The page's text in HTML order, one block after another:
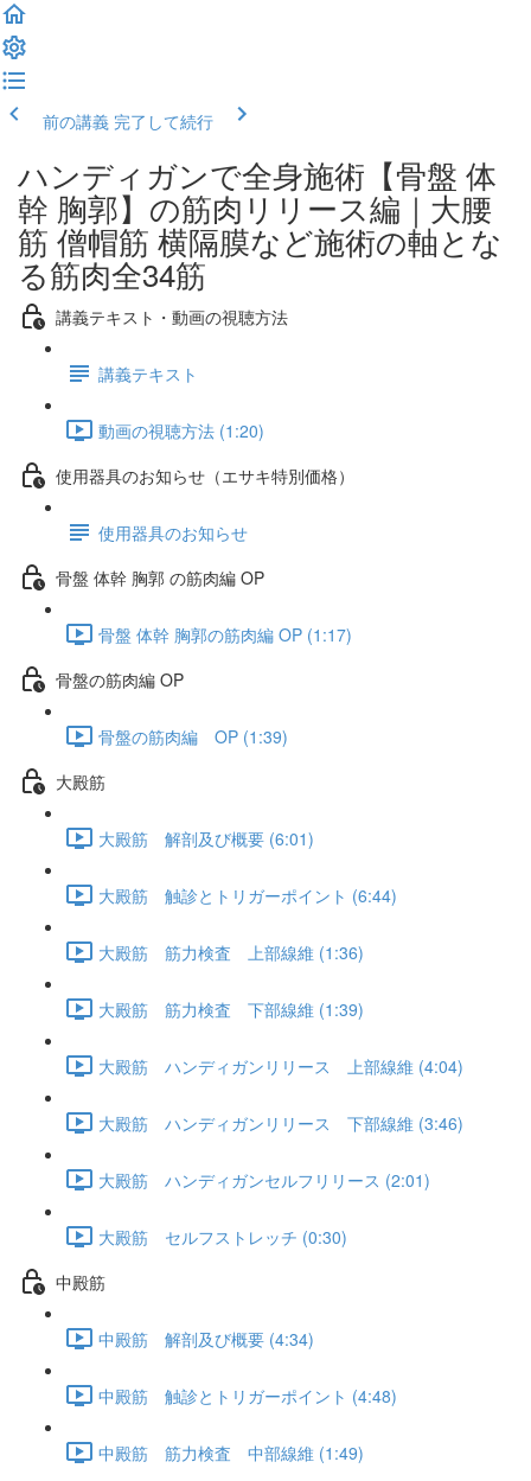
前の講義 完了して続行
ハンディガンで全身施術【骨盤 体
幹 胸郭】の筋肉リリース編｜大腰
筋 僧帽筋 横隔膜など施術の軸とな
る筋肉全34筋
講義テキスト・動画の視聴方法
講義テキスト
動画の視聴方法 (1:20)
使用器具のお知らせ（エサキ特別価格）
使用器具のお知らせ
骨盤 体幹 胸郭 の筋肉編 OP
骨盤 体幹 胸郭の筋肉編 OP (1:17)
骨盤の筋肉編 OP
骨盤の筋肉編 OP (1:39)
大殿筋
大殿筋 解剖及び概要 (6:01)
大殿筋 触診とトリガーポイント (6:44)
大殿筋 筋力検査 上部線維 (1:36)
大殿筋 筋力検査 下部線維 (1:39)
大殿筋 ハンディガンリリース 上部線維 (4:04)
大殿筋 ハンディガンリリース 下部線維 (3:46)
大殿筋 ハンディガンセルフリリース (2:01)
大殿筋 セルフストレッチ (0:30)
中殿筋
中殿筋 解剖及び概要 (4:34)
中殿筋 触診とトリガーポイント (4:48)
中殿筋 筋力検査 中部線維 (1:49)